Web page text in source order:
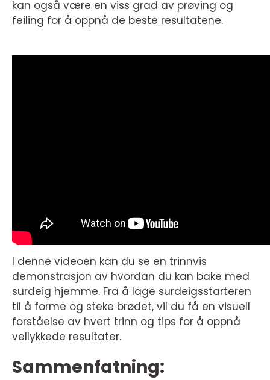
kan også være en viss grad av prøving og
feiling for å oppnå de beste resultatene.
I denne videoen kan du se en trinnvis
demonstrasjon av hvordan du kan bake med
surdeig hjemme. Fra å lage surdeigsstarteren
til å forme og steke brødet, vil du få en visuell
forståelse av hvert trinn og tips for å oppnå
vellykkede resultater.
Sammenfatning: